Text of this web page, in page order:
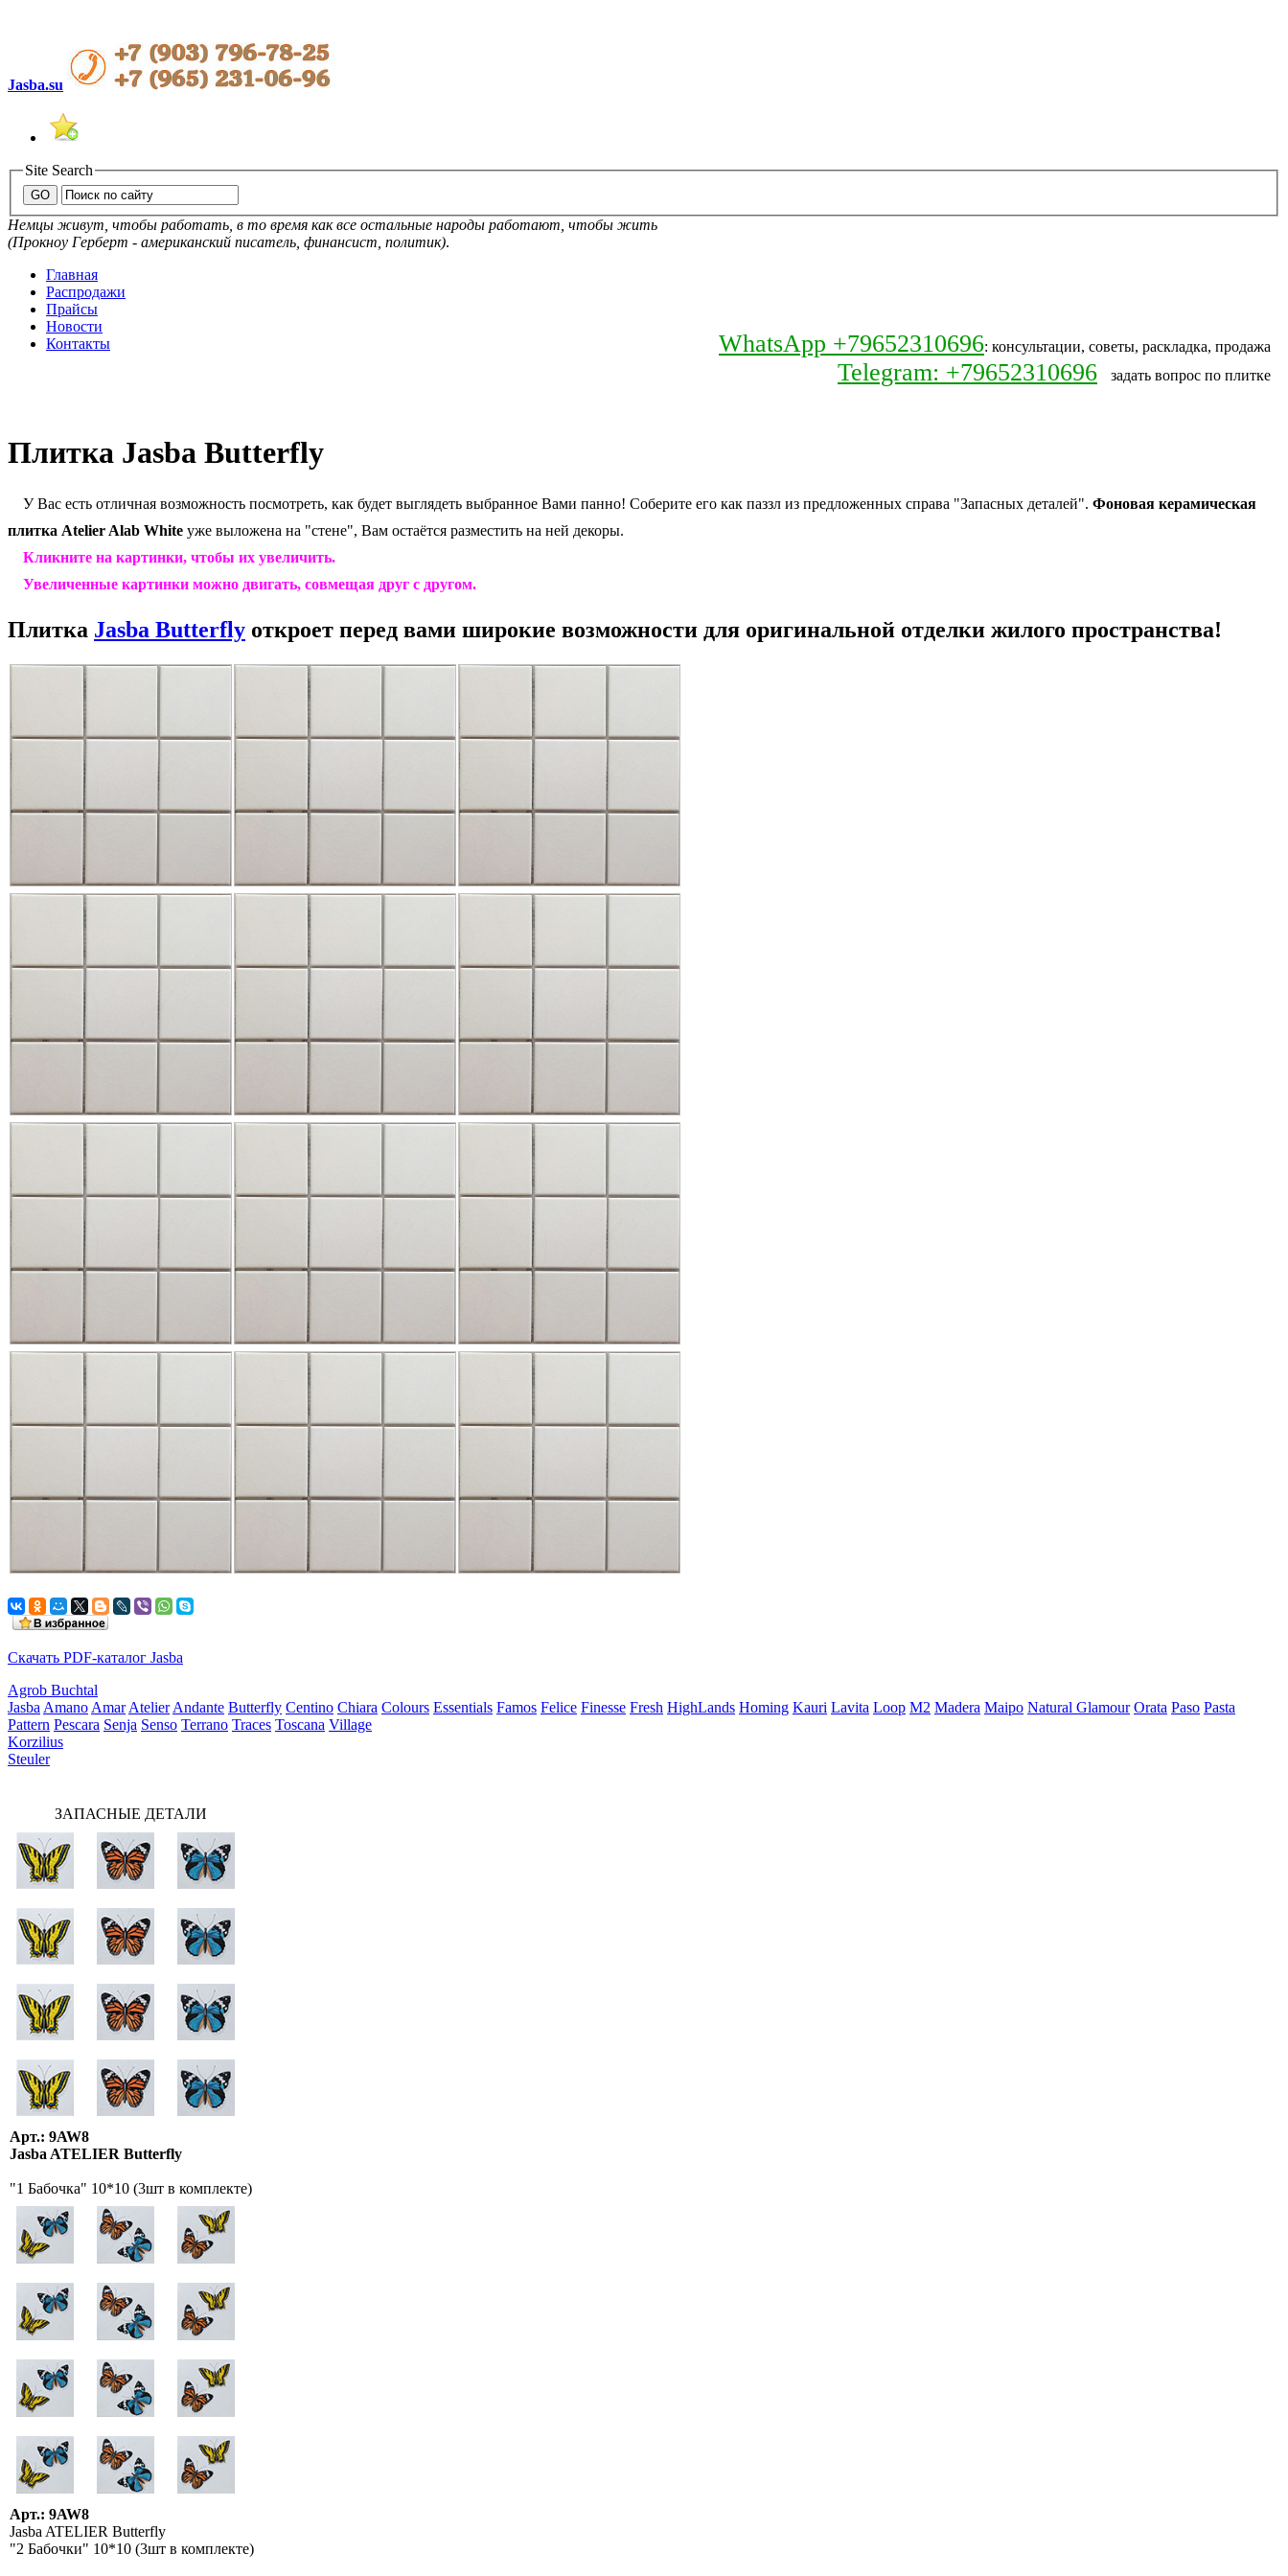
Jasba.su
Site Search
Немцы живут, чтобы работать, в то время как все остальные народы работают, чтобы жить
(Прокноу Герберт - американский писатель, финансист, политик).
Главная
Распродажи
Прайсы
Новости
Контакты
WhatsApp +79652310696: консультации, советы, раскладка, продажа
Telegram: +79652310696 задать вопрос по плитке
Плитка Jasba Butterfly
У Вас есть отличная возможность посмотреть, как будет выглядеть выбранное Вами панно! Соберите его как паззл из предложенных справа "Запасных деталей". Фоновая керамическая
плитка Atelier Alab White уже выложена на "стене", Вам остаётся разместить на ней декоры.
Кликните на картинки, чтобы их увеличить.
Увеличенные картинки можно двигать, совмещая друг с другом.
Плитка Jasba Butterfly откроет перед вами широкие возможности для оригинальной отделки жилого пространства!
Скачать PDF-каталог Jasba
Agrob Buchtal
Jasba Amano Amar Atelier Andante Butterfly Centino Chiara Colours Essentials Famos Felice Finesse Fresh HighLands Homing Kauri Lavita Loop M2 Madera Maipo Natural Glamour Orata Paso Pasta
Pattern Pescara Senja Senso Terrano Traces Toscana Village
Korzilius
Steuler
ЗАПАСНЫЕ ДЕТАЛИ
Арт.: 9AW8
Jasba ATELIER Butterfly
"1 Бабочка" 10*10 (3шт в комплекте)
Арт.: 9AW8
Jasba ATELIER Butterfly
"2 Бабочки" 10*10 (3шт в комплекте)